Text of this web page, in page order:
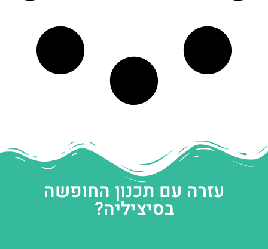
עזרה עם תכנון החופשה
בסיציליה?